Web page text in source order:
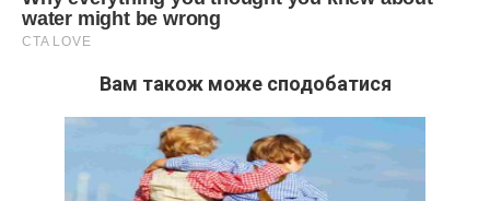
Вам також може сподобатися